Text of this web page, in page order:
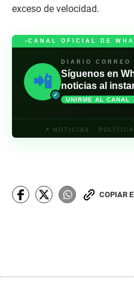
exceso de velocidad.
CANAL OFICIAL DE
📲
✓
DIARIO CORREO
Síguenos en
noticias al
UNIRME AL CANAL
📍 NOTICIAS ·
COPIAR